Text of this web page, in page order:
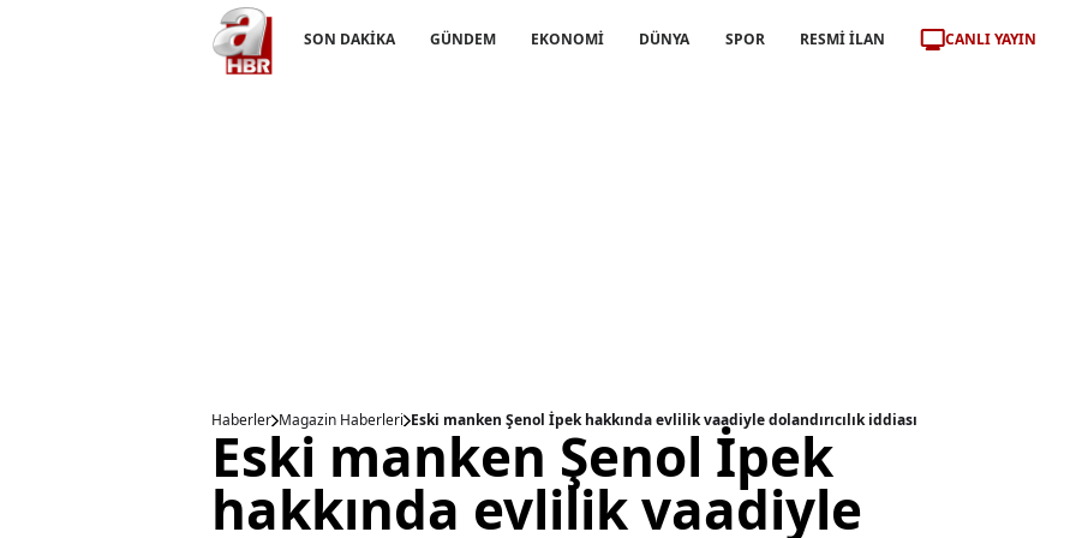
SON DAKİKA GÜNDEM EKONOMİ DÜNYA SPOR RESMİ İLAN CANLI YAYIN
Haberler Magazin Haberleri Eski manken Şenol İpek hakkında evlilik vaadiyle dolandırıcılık iddiası
Eski manken Şenol İpek
hakkında evlilik vaadiyle